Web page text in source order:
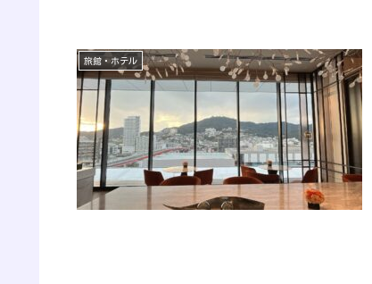
旅館・ホテル